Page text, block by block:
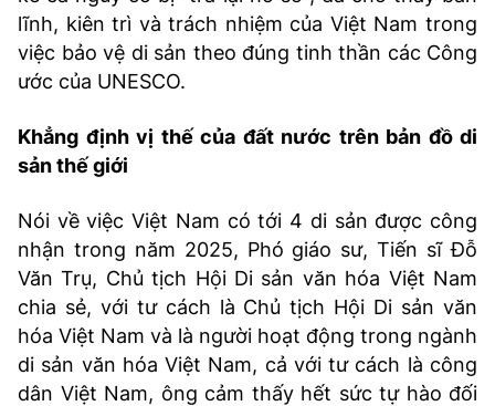
lĩnh, kiên trì và trách nhiệm của Việt Nam trong
việc bảo vệ di sản theo đúng tinh thần các Công
ước của UNESCO.
Khẳng định vị thế của đất nước trên bản đồ di
sản thế giới
Nói về việc Việt Nam có tới 4 di sản được công
nhận trong năm 2025, Phó giáo sư, Tiến sĩ Đỗ
Văn Trụ, Chủ tịch Hội Di sản văn hóa Việt Nam
chia sẻ, với tư cách là Chủ tịch Hội Di sản văn
hóa Việt Nam và là người hoạt động trong ngành
di sản văn hóa Việt Nam, cả với tư cách là công
dân Việt Nam, ông cảm thấy hết sức tự hào đối